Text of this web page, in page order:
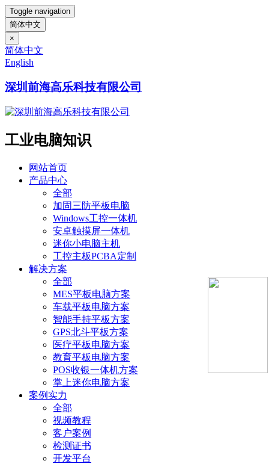
Toggle navigation
简体中文
×
简体中文
English
深圳前海高乐科技有限公司
工业电脑知识
网站首页
产品中心
全部
加固三防平板电脑
Windows工控一体机
安卓触摸屏一体机
迷你小电脑主机
工控主板PCBA定制
解决方案
全部
MES平板电脑方案
车载平板电脑方案
智能手持平板方案
GPS北斗平板方案
医疗平板电脑方案
教育平板电脑方案
POS收银一体机方案
掌上迷你电脑方案
案例实力
全部
视频教程
客户案例
检测证书
开发平台